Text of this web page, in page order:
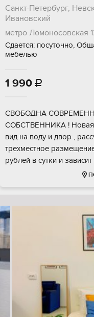
Санкт-Петербург,
Ивановский
метро Ломоносовская
Сдается: посуточно,
мебелью
1 990 
СВОБОДНА
СОБСТВЕННИКА ! Новая
вид на воду и двор ,
трехместное
рублей в сутки и